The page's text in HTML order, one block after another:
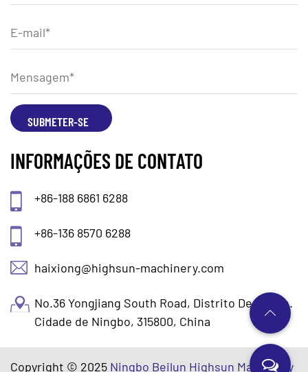
INFORMAÇÕES DE CONTATO
+86-188 6861 6288
+86-136 8570 6288
haixiong@highsun-machinery.com
No.36 Yongjiang South Road, Distrito De Beilun.
Cidade de Ningbo, 315800, China
Copyright © 2025 Ningbo Beilun Highsun Machinery